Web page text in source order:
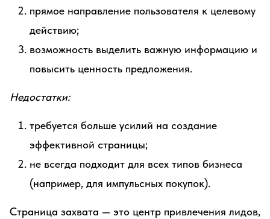
прямое направление пользователя к целевому
действию;
возможность выделить важную информацию и
повысить ценность предложения.
Недостатки:
требуется больше усилий на создание
эффективной страницы;
не всегда подходит для всех типов бизнеса
(например, для импульсных покупок).
Страница захвата — это центр привлечения лидов,